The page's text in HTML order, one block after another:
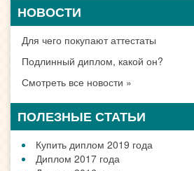
НОВОСТИ
Для чего покупают аттестаты
Подлинный диплом, какой он?
Смотреть все новости »
ПОЛЕЗНЫЕ СТАТЬИ
Купить диплом 2019 года
Диплом 2017 года